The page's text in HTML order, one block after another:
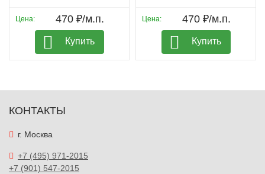
Цена: 470 ₽/м.п.
Купить
Цена: 470 ₽/м.п.
Купить
КОНТАКТЫ
г. Москва
+7 (495) 971-2015
+7 (901) 547-2015